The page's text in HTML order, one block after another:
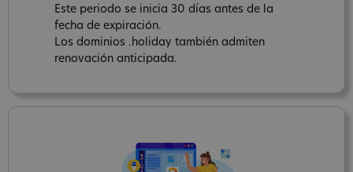
Este periodo se inicia 30 días antes de la
fecha de expiración.
Los dominios .holiday también admiten
renovación anticipada.